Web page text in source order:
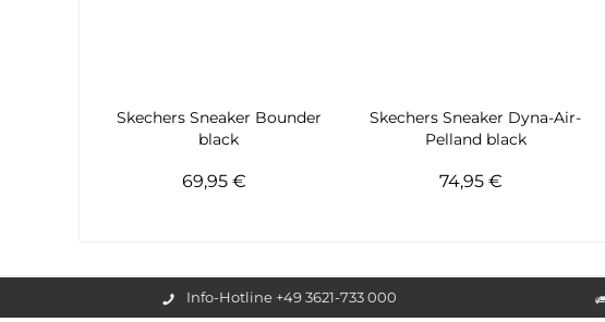
Skechers Sneaker Bounder
black
69,95 €
Skechers Sneaker Dyna-Air-
Pelland black
74,95 €
Info-Hotline +49 3621-733 000